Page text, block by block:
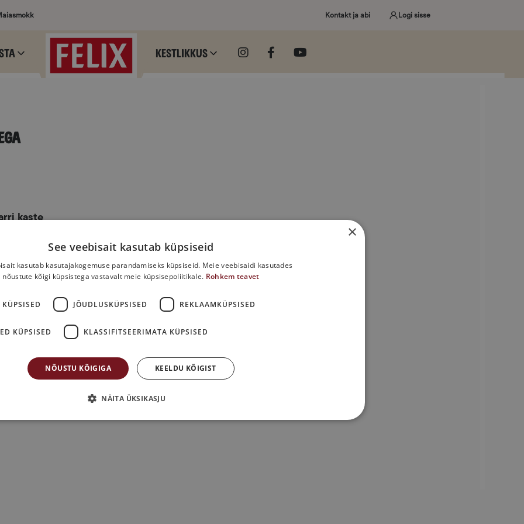
Kontakt ja abi Logi sisse
Kestlikkus
kaste
×
See veebisait kasutab küpsiseid
kasutab kasutajakogemuse parandamiseks küpsiseid. Meie veebisaidi kasutades
nõustute kõigi küpsistega vastavalt meie küpsisepoliitikale. Rohkem teavet
JÕUDLUSKÜPSISED REKLAAMKÜPSISED
KÜPSISED KLASSIFITSEERIMATA KÜPSISED
NÕUSTU KÕIGIGA KEELDU KÕIGIST
NÄITA ÜKSIKASJU